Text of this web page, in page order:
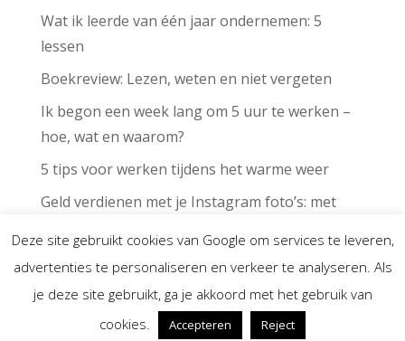
Wat ik leerde van één jaar ondernemen: 5
lessen
Boekreview: Lezen, weten en niet vergeten
Ik begon een week lang om 5 uur te werken –
hoe, wat en waarom?
5 tips voor werken tijdens het warme weer
Geld verdienen met je Instagram foto’s: met
Marlot Bastiaenen | KVK 72622814
Deze site gebruikt cookies van Google om services te leveren,
advertenties te personaliseren en verkeer te analyseren. Als
je deze site gebruikt, ga je akkoord met het gebruik van
cookies.
Accepteren Reject